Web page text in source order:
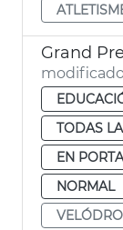
TODAS
EN
NORMAL